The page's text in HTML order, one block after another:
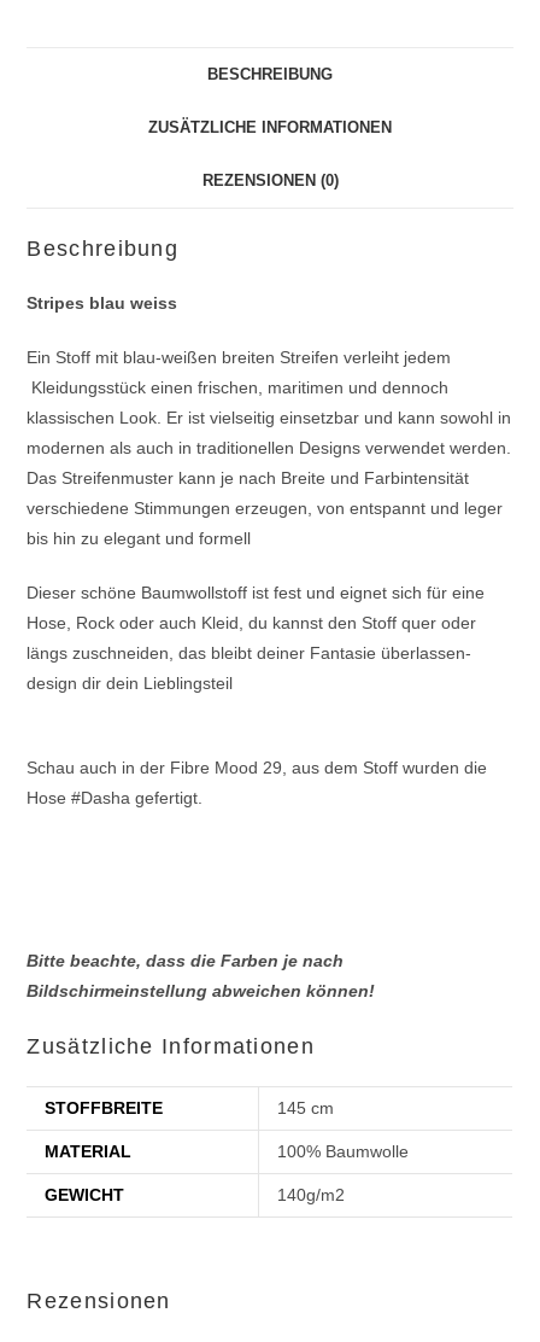
BESCHREIBUNG
ZUSÄTZLICHE INFORMATIONEN
REZENSIONEN (0)
Beschreibung
Stripes blau weiss
Ein Stoff mit blau-weißen breiten Streifen verleiht jedem
Kleidungsstück einen frischen, maritimen und dennoch
klassischen Look. Er ist vielseitig einsetzbar und kann sowohl in
modernen als auch in traditionellen Designs verwendet werden.
Das Streifenmuster kann je nach Breite und Farbintensität
verschiedene Stimmungen erzeugen, von entspannt und leger
bis hin zu elegant und formell
Dieser schöne Baumwollstoff ist fest und eignet sich für eine
Hose, Rock oder auch Kleid, du kannst den Stoff quer oder
längs zuschneiden, das bleibt deiner Fantasie überlassen-
design dir dein Lieblingsteil
Schau auch in der Fibre Mood 29, aus dem Stoff wurden die
Hose #Dasha gefertigt.
Bitte beachte, dass die Farben je nach
Bildschirmeinstellung abweichen können!
Zusätzliche Informationen
STOFFBREITE 145 cm
MATERIAL 100% Baumwolle
GEWICHT 140g/m2
Rezensionen